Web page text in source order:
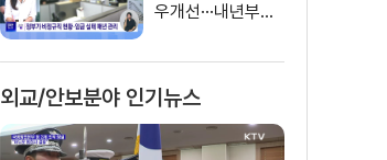
우개선···내년부터
스의 맥]
외교/안보분야 인기뉴스